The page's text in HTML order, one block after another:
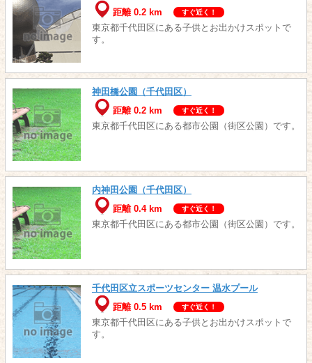
距離 0.2 km
すぐ近く！
東京都千代田区にある子供とお出かけスポットで
す。
神田橋公園（千代田区）
距離 0.2 km
すぐ近く！
東京都千代田区にある都市公園（街区公園）です。
内神田公園（千代田区）
距離 0.4 km
すぐ近く！
東京都千代田区にある都市公園（街区公園）です。
千代田区立スポーツセンター 温水プール
距離 0.5 km
すぐ近く！
東京都千代田区にある子供とお出かけスポットで
す。